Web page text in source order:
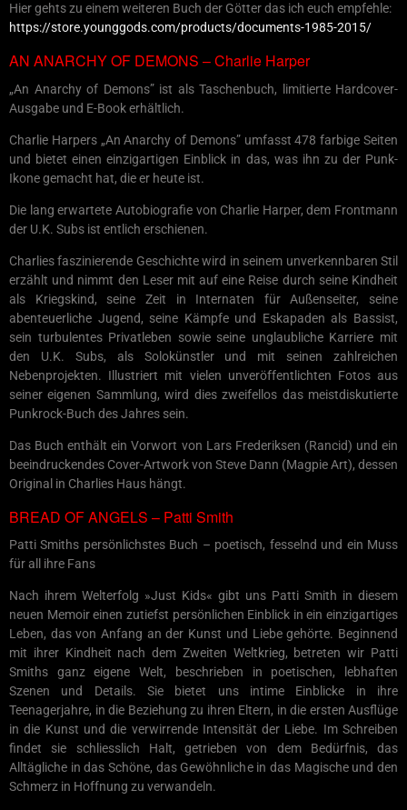
Hier gehts zu einem weiteren Buch der Götter das ich euch empfehle:
https://store.younggods.com/products/documents-1985-2015/
AN ANARCHY OF DEMONS – Charlie Harper
„An Anarchy of Demons” ist als Taschenbuch, limitierte Hardcover-
Ausgabe und E-Book erhältlich.
Charlie Harpers „An Anarchy of Demons” umfasst 478 farbige Seiten
und bietet einen einzigartigen Einblick in das, was ihn zu der Punk-
Ikone gemacht hat, die er heute ist.
Die lang erwartete Autobiografie von Charlie Harper, dem Frontmann
der U.K. Subs ist entlich erschienen.
Charlies faszinierende Geschichte wird in seinem unverkennbaren Stil
erzählt und nimmt den Leser mit auf eine Reise durch seine Kindheit
als Kriegskind, seine Zeit in Internaten für Außenseiter, seine
abenteuerliche Jugend, seine Kämpfe und Eskapaden als Bassist,
sein turbulentes Privatleben sowie seine unglaubliche Karriere mit
den U.K. Subs, als Solokünstler und mit seinen zahlreichen
Nebenprojekten. Illustriert mit vielen unveröffentlichten Fotos aus
seiner eigenen Sammlung, wird dies zweifellos das meistdiskutierte
Punkrock-Buch des Jahres sein.
Das Buch enthält ein Vorwort von Lars Frederiksen (Rancid) und ein
beeindruckendes Cover-Artwork von Steve Dann (Magpie Art), dessen
Original in Charlies Haus hängt.
BREAD OF ANGELS – Patti Smith
Patti Smiths persönlichstes Buch – poetisch, fesselnd und ein Muss
für all ihre Fans
Nach ihrem Welterfolg »Just Kids« gibt uns Patti Smith in diesem
neuen Memoir einen zutiefst persönlichen Einblick in ein einzigartiges
Leben, das von Anfang an der Kunst und Liebe gehörte. Beginnend
mit ihrer Kindheit nach dem Zweiten Weltkrieg, betreten wir Patti
Smiths ganz eigene Welt, beschrieben in poetischen, lebhaften
Szenen und Details. Sie bietet uns intime Einblicke in ihre
Teenagerjahre, in die Beziehung zu ihren Eltern, in die ersten Ausflüge
in die Kunst und die verwirrende Intensität der Liebe. Im Schreiben
findet sie schliesslich Halt, getrieben von dem Bedürfnis, das
Alltägliche in das Schöne, das Gewöhnliche in das Magische und den
Schmerz in Hoffnung zu verwandeln.